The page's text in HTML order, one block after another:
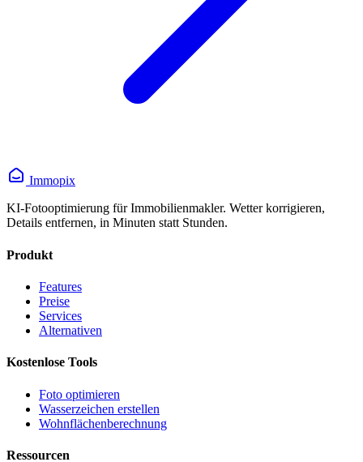
Immopix
KI-Fotooptimierung für Immobilienmakler. Wetter korrigieren,
Details entfernen, in Minuten statt Stunden.
Produkt
Features
Preise
Services
Alternativen
Kostenlose Tools
Foto optimieren
Wasserzeichen erstellen
Wohnflächen­berechnung
Ressourcen